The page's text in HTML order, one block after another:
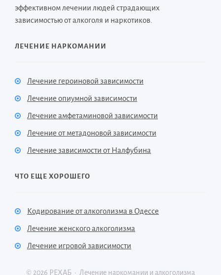
эффективном лечении людей страдающих
зависимостью от алкоголя и наркотиков.
ЛЕЧЕНИЕ НАРКОМАНИИ
Лечение героиновой зависимости
Лечение опиумной зависимости
Лечение амфетаминовой зависимости
Лечение от метадоновой зависимости
Лечение зависимости от Налфубина
ЧТО ЕЩЕ ХОРОШЕГО
Кодирование от алкоголизма в Одессе
Лечение женского алкоголизма
Лечение игровой зависимости
© 2026 РЕХАБ · Лечение наркомании и алкоголизма